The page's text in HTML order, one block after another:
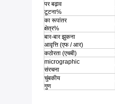
पर बढ़ाव
टूटना%
का रूपांतर
क्षेत्र%
बार-बार झुकना
आवृत्ति (एफ / आर)
कठोरता (एचबी)
micrographic
संरचना
चुंबकीय
गुण